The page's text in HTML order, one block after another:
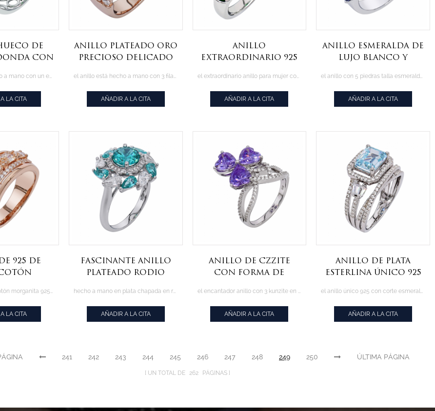
de
con
el anillo está hecho a mano con un estilo de diseño de moda y hueco
LA CITA
Anillo plateado oro
precioso delicado
esterlinas
el anillo está hecho a mano con 3 filas de piedras blancas
AÑADIR A LA CITA
anillo
extraordinario 925
blancas
el extraordinario anillo para mujer con 5 verdes y amp; piedras blancas
AÑADIR A LA CITA
anillo esmeralda de
lujo blanco y
plata de ley 925
el anillo con 5 piedras talla esmeralda de 6x8 mm
AÑADIR A LA CITA
925 de
oro rosael anillo de melocotón morganita 925 engastado en delicado chapado en oro rosa
LA CITA
fascinante anillo
plateado rodio
hecho a mano en plata chapada en rodio pulido, el fascinante anillo 925 con paraiba de alta calidad
AÑADIR A LA CITA
Anillo de czzite
con forma de
encantador de
plata 925
el encantador anillo con 3 kunzite en forma de corazón cz
AÑADIR A LA CITA
Anillo de plata
esterlina único 925
el anillo único 925 con corte esmeralda 7x9mm aqua cz
AÑADIR A LA CITA
241 242 243 244 245 246 247 248 249 250 ÚLTIMA PÁGINA
UN TOTAL DE 262 PÁGINAS